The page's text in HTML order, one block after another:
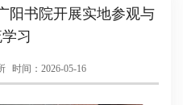
阳书院开展实地参观与
习
时间：2026-05-16